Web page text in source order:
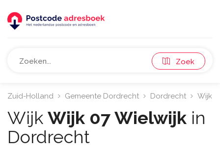
Zoek
Zuid-Holland Gemeente Dordrecht Dordrecht Wijk
Wijk Wijk 07 Wielwijk in
Dordrecht